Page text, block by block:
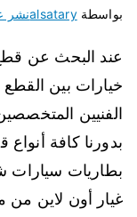
بواسطةalsataryنشر
عند البحث عن
خيارات بين
الفنيين
بدورنا كافة
بطاريات سيارات
غيار أون لاين من